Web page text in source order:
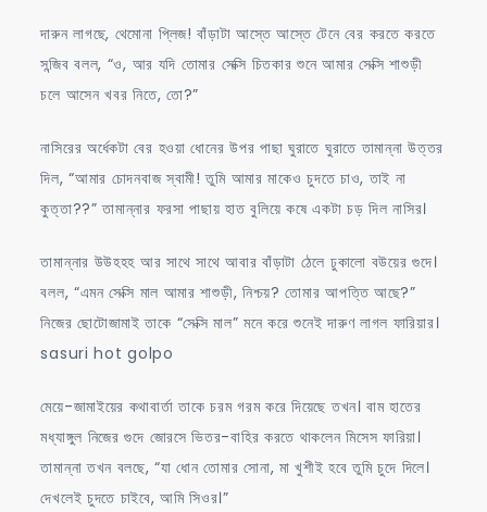
দারুন লাগছে, থেমোনা প্লিজ! বাঁড়াটা আস্তে আস্তে টেনে বের করতে করতে
সন্জিব বলল, “ও, আর যদি তোমার সেক্সি চিতকার শুনে আমার সেক্সি শাশুড়ী
চলে আসেন খবর নিতে, তো?”
নাসিরের অর্ধেকটা বের হওয়া ধোনের উপর পাছা ঘুরাতে ঘুরাতে তামান্না উত্তর
দিল, “আমার চোদনবাজ স্বামী! তুমি আমার মাকেও চুদতে চাও, তাই না
কুত্তা??” তামান্নার ফরসা পাছায় হাত বুলিয়ে কষে একটা চড় দিল নাসির।
তামান্নার উউহহহ আর সাথে সাথে আবার বাঁড়াটা ঠেলে ঢুকালো বউয়ের গুদে।
বলল, “এমন সেক্সি মাল আমার শাশুড়ী, নিশ্চয়? তোমার আপত্তি আছে?”
নিজের ছোটোজামাই তাকে “সেক্সি মাল” মনে করে শুনেই দারুণ লাগল ফারিয়ার।
sasuri hot golpo
মেয়ে-জামাইয়ের কথাবার্তা তাকে চরম গরম করে দিয়েছে তখন। বাম হাতের
মধ্যাঙ্গুল নিজের গুদে জোরসে ভিতর-বাহির করতে থাকলেন মিসেস ফারিয়া।
তামান্না তখন বলছে, “যা ধোন তোমার সোনা, মা খুশীই হবে তুমি চুদে দিলে।
দেখলেই চুদতে চাইবে, আমি সিওর।”